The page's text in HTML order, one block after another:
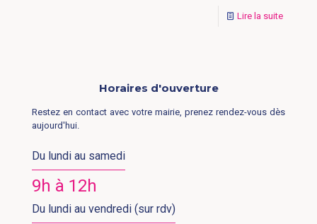
Lire la suite
Horaires d'ouverture
Restez en contact avec votre mairie, prenez rendez-vous dès
aujourd'hui.
Du lundi au samedi
9h à 12h
Du lundi au vendredi (sur rdv)